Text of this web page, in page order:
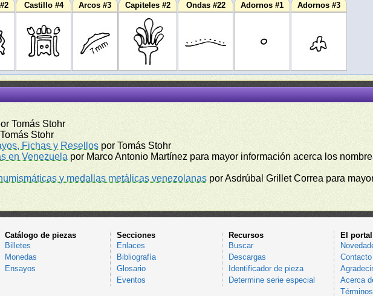
Castillo #4 Arcos #3 Capiteles #2 Ondas #22 Adornos #1 Adornos #3
Tomás Stohr
Stohr
Fichas y Resellos por Tomás Stohr
en Venezuela por Marco Antonio Martínez para mayor información acerca los
y medallas metálicas venezolanas por Asdrúbal Grillet Correa para
Catálogo de piezas
Billetes
Monedas
Ensayos
Secciones
Enlaces
Bibliografía
Glosario
Eventos
Recursos
Buscar
Descargas
Identificador de pieza
Determine serie especial
El portal
Contacto
Acerca